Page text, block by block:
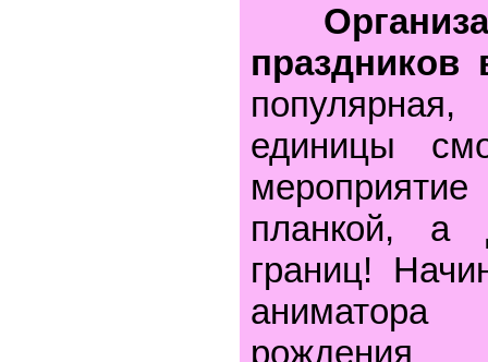
единицы
планкой, а
границ!